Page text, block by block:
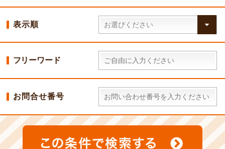
表示順
フリーワード
お問合せ番号